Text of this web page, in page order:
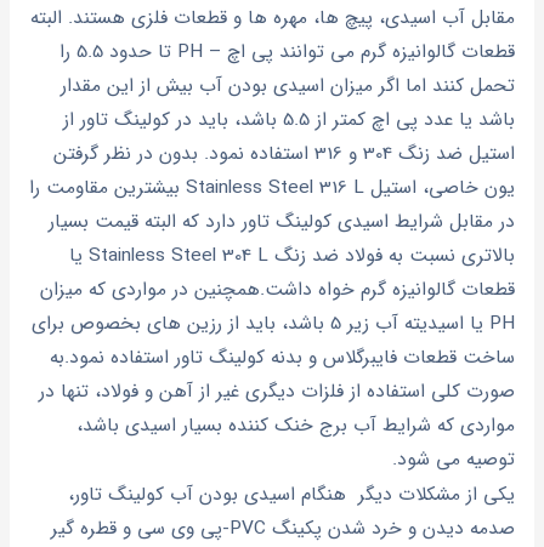
مقابل آب اسیدی، پیچ ها، مهره ها و قطعات فلزی هستند. البته
قطعات گالوانیزه گرم می توانند پی اچ – PH تا حدود 5.5 را
تحمل کنند اما اگر میزان اسیدی بودن آب بیش از این مقدار
باشد یا عدد پی اچ کمتر از 5.5 باشد، باید در کولینگ تاور از
استیل ضد زنگ 304 و 316 استفاده نمود. بدون در نظر گرفتن
یون خاصی، استیل Stainless Steel 316 L بیشترین مقاومت را
در مقابل شرایط اسیدی کولینگ تاور دارد که البته قیمت بسیار
بالاتری نسبت به فولاد ضد زنگ Stainless Steel 304 L یا
قطعات گالوانیزه گرم خواه داشت.همچنین در مواردی که میزان
PH یا اسیدیته آب زیر 5 باشد، باید از رزین های بخصوص برای
ساخت قطعات فایبرگلاس و بدنه کولینگ تاور استفاده نمود.به
صورت کلی استفاده از فلزات دیگری غیر از آهن و فولاد، تنها در
مواردی که شرایط آب برج خنک کننده بسیار اسیدی باشد،
توصیه می شود.
یکی از مشکلات دیگر هنگام اسیدی بودن آب کولینگ تاور،
صدمه دیدن و خرد شدن پکینگ PVC-پی وی سی و قطره گیر